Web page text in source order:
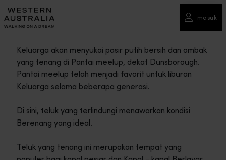
masuk
Keluarga akan menyukai pasir putih bersih dan ombak
yang tenang di Pantai meelup, dekat Dunsborough.
Pantai meelup telah menjadi favorit untuk liburan
Keluarga selama beberapa generasi.
Di sini, teluk yang terlindungi menawarkan kondisi
Berenang yang ideal.
Teluk yang tenang ini merupakan tempat yang